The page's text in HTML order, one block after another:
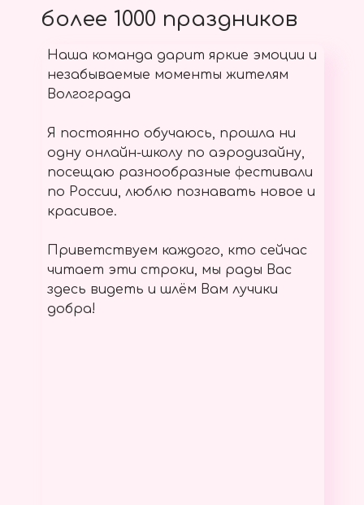
более 1000 праздников
Наша команда дарит яркие эмоции и
незабываемые моменты жителям
Волгограда
Я постоянно обучаюсь, прошла ни
одну онлайн-школу по аэродизайну,
посещаю разнообразные фестивали
по России, люблю познавать новое и
красивое.
Приветствуем каждого, кто сейчас
читает эти строки, мы рады Вас
здесь видеть и шлём Вам лучики
добра!